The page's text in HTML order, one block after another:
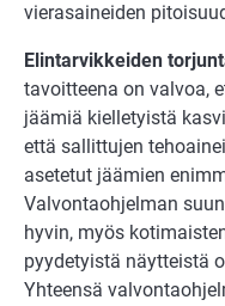
vierasaineiden
Elintarvikkeiden
tavoitteena on valvoa,
jäämiä kielletyistä
että sallittujen
asetetut jäämien
Valvontaohjelman
hyvin, myös
pyydetyistä näytteistä
Yhteensä